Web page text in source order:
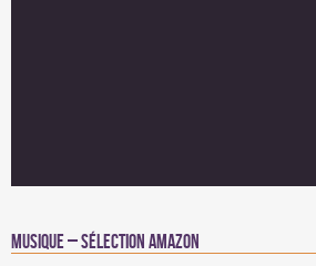
Musique – Sélection Amazon